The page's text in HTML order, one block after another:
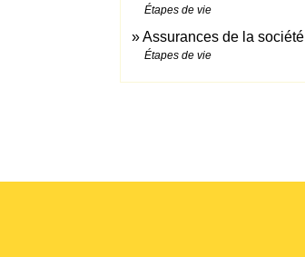
Étapes de vie
Assurances de la société
Étapes de vie